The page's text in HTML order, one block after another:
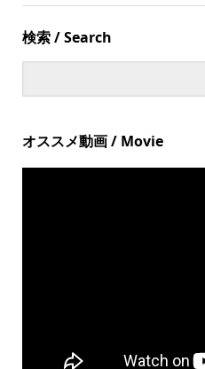
検索 / Search
オススメ動画 / Movie